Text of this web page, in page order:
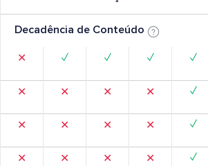
Decadência de Conteúdo
✕
✕
✕
✕
✓
✕
✕
✕
✓
✕
✕
✕
✓
✕
✕
✕
✓
✓
✓
✓